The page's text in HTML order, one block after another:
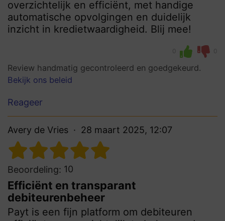
overzichtelijk en efficiënt, met handige
automatische opvolgingen en duidelijk
inzicht in kredietwaardigheid. Blij mee!
0 0
Review handmatig gecontroleerd en goedgekeurd.
Bekijk ons beleid
Reageer
Avery de Vries 28 maart 2025, 12:07
Beoordeling: 10
Efficiënt en transparant
debiteurenbeheer
Payt is een fijn platform om debiteuren